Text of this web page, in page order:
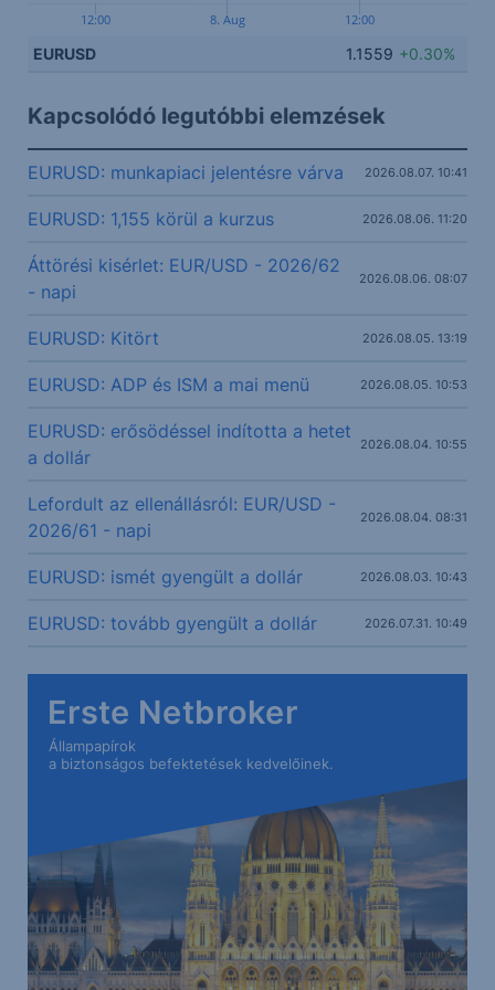
12:00 8. Aug 12:00
EURUSD 1.1559 +0.30%
Kapcsolódó legutóbbi elemzések
EURUSD: munkapiaci jelentésre várva 2026.08.07. 10:41
EURUSD: 1,155 körül a kurzus 2026.08.06. 11:20
Áttörési kisérlet: EUR/USD - 2026/62
- napi
2026.08.06. 08:07
EURUSD: Kitört 2026.08.05. 13:19
EURUSD: ADP és ISM a mai menü 2026.08.05. 10:53
EURUSD: erősödéssel indította a hetet
a dollár
2026.08.04. 10:55
Lefordult az ellenállásról: EUR/USD -
2026/61 - napi
2026.08.04. 08:31
EURUSD: ismét gyengült a dollár 2026.08.03. 10:43
EURUSD: tovább gyengült a dollár 2026.07.31. 10:49
Erste Netbroker
Állampapírok
a biztonságos befektetések kedvelőinek.